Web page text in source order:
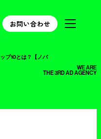
お問い合わせ
プ10とは？【ノバ
WE ARE
THE 3RD AD AGENCY